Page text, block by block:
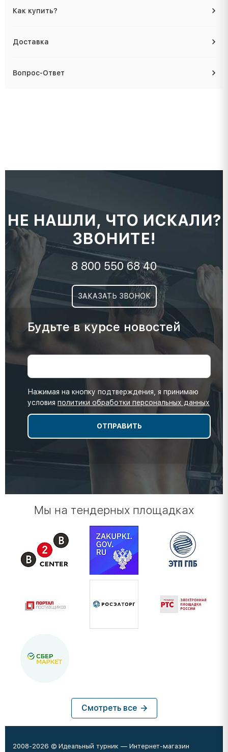
Как купить?
Доставка
Вопрос-Ответ
НЕ НАШЛИ, ЧТО ИСКАЛИ?
ЗВОНИТЕ!
8 800 550 68 40
ЗАКАЗАТЬ ЗВОНОК
Будьте в курсе новостей
Нажимая на кнопку подтверждения, я принимаю
условия политики обработки персональных данных
Мы на тендерных площадках
Смотреть все
2008-2026 © Идеальный турник — Интернет-магазин